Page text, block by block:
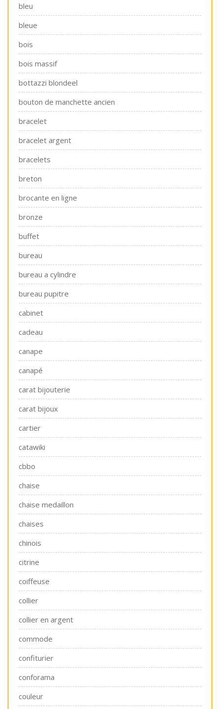
bleu
bleue
bois
bois massif
bottazzi blondeel
bouton de manchette ancien
bracelet
bracelet argent
bracelets
breton
brocante en ligne
bronze
buffet
bureau
bureau a cylindre
bureau pupitre
cabinet
cadeau
canape
canapé
carat bijouterie
carat bijoux
cartier
catawiki
cbbo
chaise
chaise medaillon
chaises
chinois
citrine
coiffeuse
collier
collier en argent
commode
confiturier
conforama
couleur